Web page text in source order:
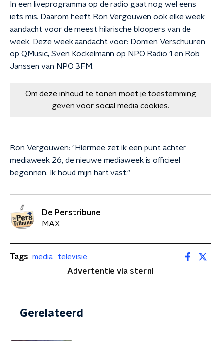
In een liveprogramma op de radio gaat nog wel eens
iets mis. Daarom heeft Ron Vergouwen ook elke week
aandacht voor de meest hilarische bloopers van de
week. Deze week aandacht voor: Domien Verschuuren
op QMusic, Sven Kockelmann op NPO Radio 1 en Rob
Janssen van NPO 3FM.
Om deze inhoud te tonen moet je toestemming
geven voor social media cookies.
Ron Vergouwen: "Hiermee zet ik een punt achter
mediaweek 26, de nieuwe mediaweek is officieel
begonnen. Ik houd mijn hart vast."
De Perstribune
MAX
Tags media
televisie
Advertentie via ster.nl
Gerelateerd